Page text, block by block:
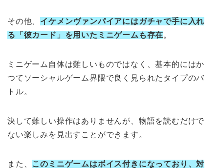
その他、 イケメンヴァンパイアにはガチャで手に入れ
る「彼カード」を用いたミニゲームも存在。
ミニゲーム自体は難しいものではなく、基本的にはか
つてソーシャルゲーム界隈で良く見られたタイプのバ
トル。
決して難しい操作はありませんが、物語を読むだけで
ない楽しみを見出すことができます。
また、 このミニゲームはボイス付きになっており、対